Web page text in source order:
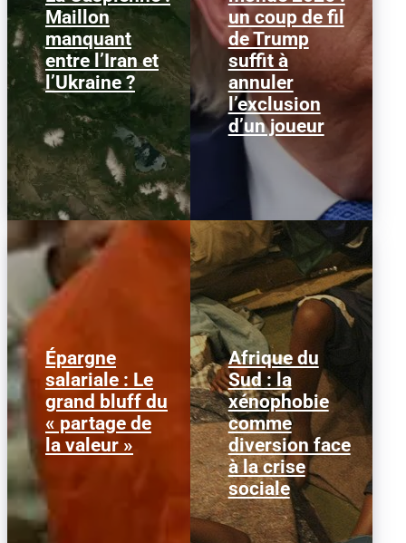
Maillon
manquant
entre l’Iran et
l’Ukraine ?
Samedi 25 juillet 2026,
des drones ukrainiens
ont frappé plusieurs
cibles en mer Caspienne,
parmi...
un coup de fil
de Trump
suffit à
annuler
l’exclusion
d’un joueur
Le 1er juillet 2026,
l'attaquant américain
Folarin Balogun recevait
un carton rouge
parfaitement...
Épargne
salariale : Le
grand bluff du
« partage de
la valeur »
Alors que l'inflation et la
course aux profits
écrasent le pouvoir
d’achat, la loi « partage
de la...
Afrique du
Sud : la
xénophobie
comme
diversion face
à la crise
sociale
© HCR/ James Oatway
L’Afrique du Sud est
entrée dans une
séquence dangereuse.
Des groupes...